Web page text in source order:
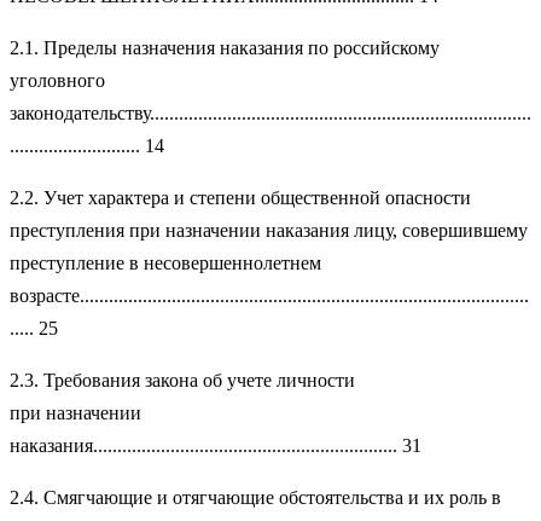
2.1. Пределы назначения наказания по российскому
уголовного
законодательству...............................................................................
........................... 14
2.2. Учет характера и степени общественной опасности
преступления при назначении наказания лицу, совершившему
преступление в несовершеннолетнем
возрасте.............................................................................................
..... 25
2.3. Требования закона об учете личности
при назначении
наказания............................................................... 31
2.4. Смягчающие и отягчающие обстоятельства и их роль в